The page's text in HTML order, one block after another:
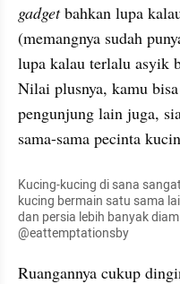
gadget bahkan lupa
(memangnya sudah
lupa kalau terlalu asyik
Nilai plusnya, kamu
pengunjung lain juga,
sama-sama pecinta
Kucing-kucing di sana
kucing bermain satu sama
dan persia lebih banyak diam
@eattemptationsby
Ruangannya cukup